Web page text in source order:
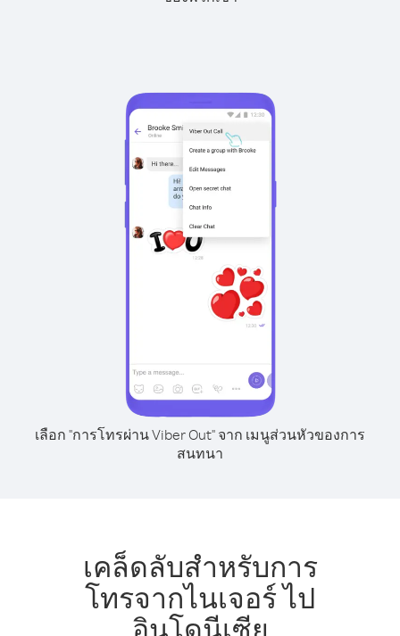
เลือก "การโทรผ่าน Viber Out" จาก เมนูส่วนหัวของการ
สนทนา
เคล็ดลับสำหรับการ
โทรจากไนเจอร์ ไป
อินโดนีเซีย